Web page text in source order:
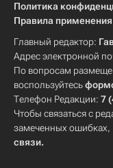
Политика
Правила
Главный редактор:
Адрес электронной
По вопросам
воспользуйтесь
Телефон Редакции: 7
Чтобы связаться с
замеченных ошибках,
связи.